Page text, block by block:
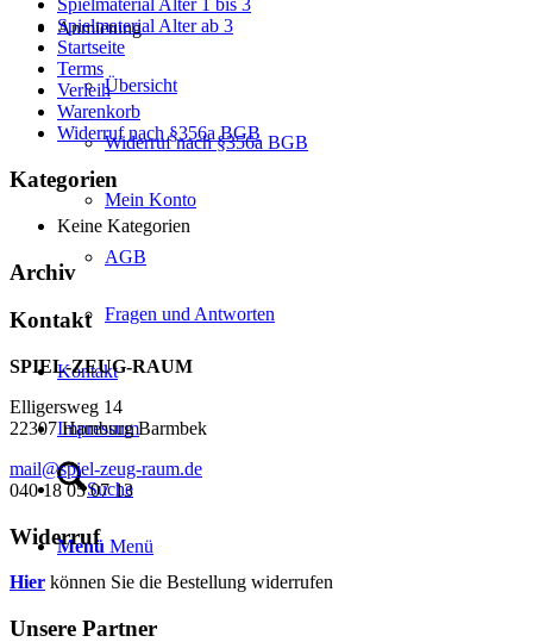
Anmietung
Übersicht
Widerruf nach §356a BGB
Mein Konto
AGB
Fragen und Antworten
Kontakt
Impressum
Suche
Menü Menü
Spielmaterial Alter 1 bis 3
Spielmaterial Alter ab 3
Startseite
Terms
Verleih
Warenkorb
Widerruf nach §356a BGB
Kategorien
Keine Kategorien
Archiv
Kontakt
SPIEL-ZEUG-RAUM
Elligersweg 14
22307 Hamburg Barmbek
mail@spiel-zeug-raum.de
040 18 05 07 13
Widerruf
Hier können Sie die Bestellung widerrufen
Unsere Partner